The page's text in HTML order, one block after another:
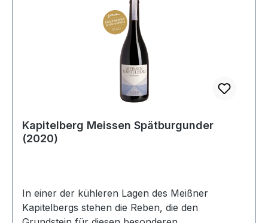
Kapitelberg Meissen Spätburgunder
(2020)
In einer der kühleren Lagen des Meißner
Kapitelbergs stehen die Reben, die den